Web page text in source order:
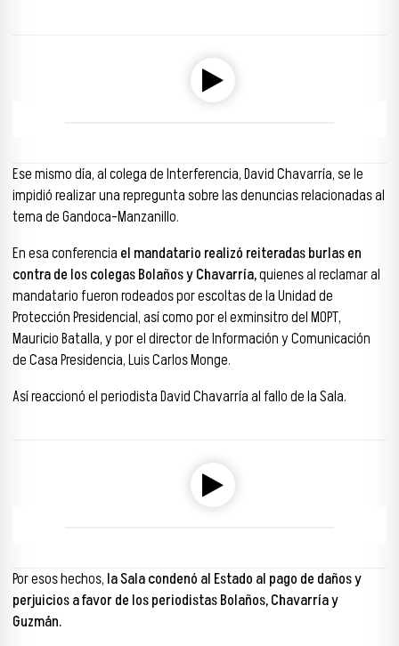
Ese mismo día, al colega de Interferencia, David Chavarría, se le
impidió realizar una repregunta sobre las denuncias relacionadas al
tema de Gandoca-Manzanillo.
En esa conferencia el mandatario realizó reiteradas burlas en
contra de los colegas Bolaños y Chavarría,quienes al reclamar al
mandatario fueron rodeados por escoltas de la Unidad de
Protección Presidencial, así como por el exminsitro del MOPT,
Mauricio Batalla, y por el director de Información y Comunicación
de Casa Presidencia, Luis Carlos Monge.
Así reaccionó el periodista David Chavarría al fallo de la Sala.
Por esos hechos, la Sala condenó al Estado al pago de daños y
perjuicios a favor de los periodistas Bolaños, Chavarría y
Guzmán.